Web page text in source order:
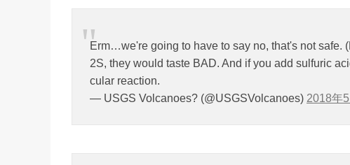
Erm…we're going to have to say no, that's not safe.
2S, they would taste BAD. And if you add sulfuric
cular reaction.
— USGS Volcanoes? (@USGSVolcanoes) 2018年